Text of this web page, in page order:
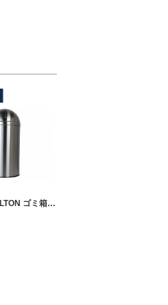
ダルトン DULTON ゴミ箱 ふた付き ダストボックス 40L ステンレス